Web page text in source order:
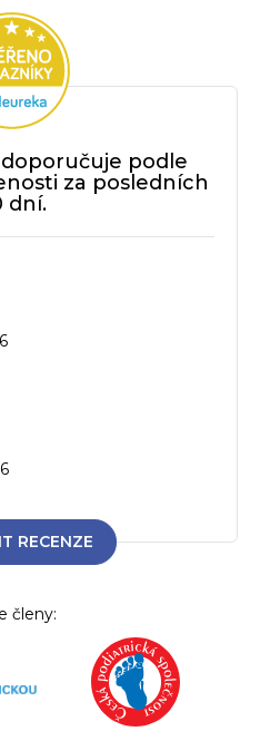
a
c
í
p
r
v
k
y
v
ý
podle
za posledních
dní.
5 hvězdiček.
5 hvězdiček.
RECENZE
členy: